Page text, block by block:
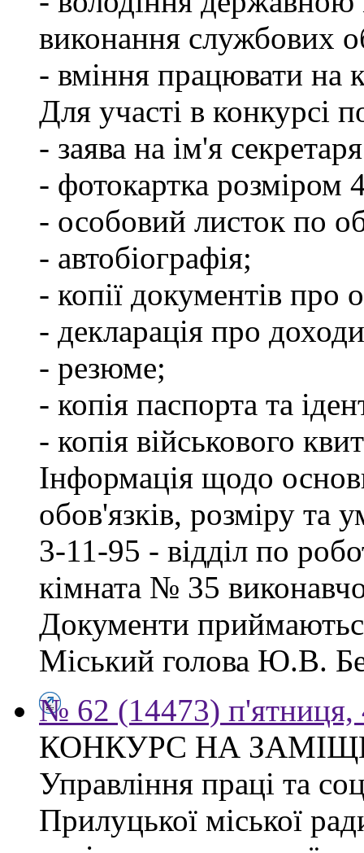
виконання службових
- вміння працювати на
Для участі в конкурсі
- заява на ім'я
- фотокартка розміром
- особовий листок по
- автобіографія;
- копії документів про
- декларація про
- резюме;
- копія паспорта та
- копія військового
Інформація щодо
обов'язків, розміру та
3-11-95 - відділ по
кімната № 35
Документи
Міський голова Ю.В.
№ 62 (14473) п'ятниця,
КОНКУРС НА
Управління праці та
Прилуцької міської